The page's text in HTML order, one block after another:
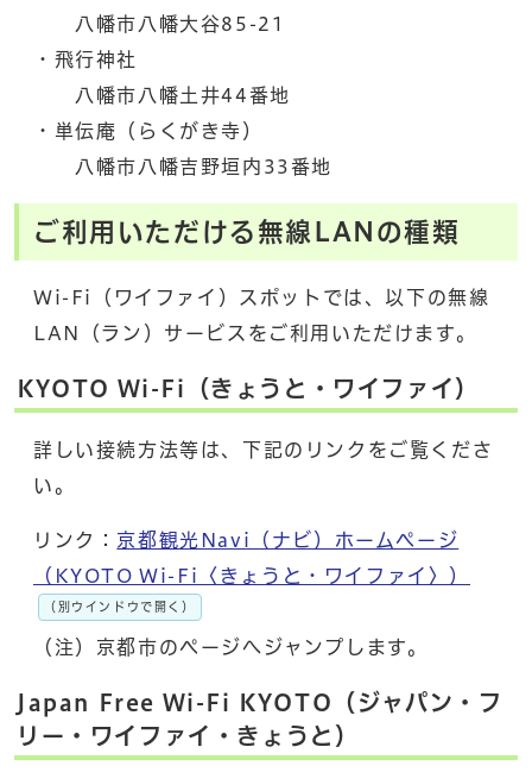
八幡市八幡大谷85-21
・飛行神社
八幡市八幡土井44番地
・単伝庵（らくがき寺）
八幡市八幡吉野垣内33番地
ご利用いただける無線LANの種類
Wi-Fi（ワイファイ）スポットでは、以下の無線
LAN（ラン）サービスをご利用いただけます。
KYOTO Wi-Fi（きょうと・ワイファイ）
詳しい接続方法等は、下記のリンクをご覧くださ
い。
リンク： 京都観光Navi（ナビ）ホームページ
（KYOTO Wi-Fi〈きょうと・ワイファイ〉）
（別ウインドウで開く）
（注）京都市のページへジャンプします。
Japan Free Wi-Fi KYOTO（ジャパン・フ
リー・ワイファイ・きょうと）